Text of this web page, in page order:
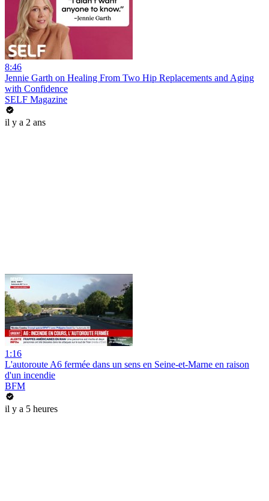
8:46
Jennie Garth on Healing From Two Hip Replacements and Aging
with Confidence
SELF Magazine
il y a 2 ans
1:16
L'autoroute A6 fermée dans un sens en Seine-et-Marne en raison
d'un incendie
BFM
il y a 5 heures